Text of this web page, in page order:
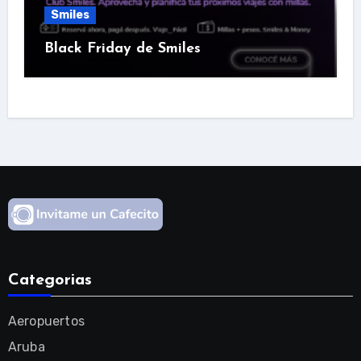
Smiles
Black Friday de Smiles
Categorias
Aeropuertos
Aruba